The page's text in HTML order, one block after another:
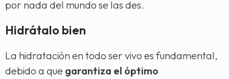
por nada del mundo se las des.
Hidrátalo bien
La hidratación en todo ser vivo es fundamental,
debido a que garantiza el óptimo